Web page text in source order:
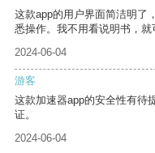
这款app的用户界面简洁明了
悉操作。我不用看说明书，就
2024-06-04
游客
这款加速器app的安全性有待
证。
2024-06-04